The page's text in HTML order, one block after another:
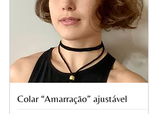
Colar “Amarração” ajustável